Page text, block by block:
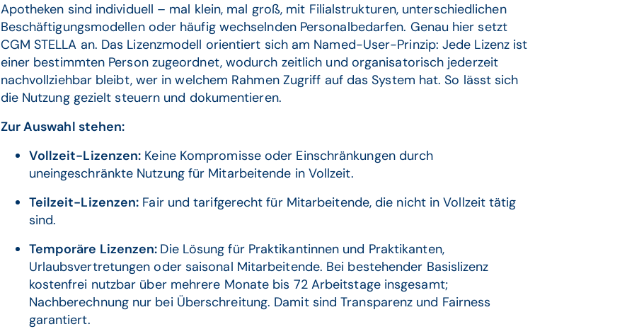
Apotheken sind individuell – mal klein, mal groß, mit Filialstrukturen, unterschiedlichen
Beschäftigungsmodellen oder häufig wechselnden Personalbedarfen. Genau hier setzt
CGM STELLA an. Das Lizenzmodell orientiert sich am Named-User-Prinzip: Jede Lizenz ist
einer bestimmten Person zugeordnet, wodurch zeitlich und organisatorisch jederzeit
nachvollziehbar bleibt, wer in welchem Rahmen Zugriff auf das System hat. So lässt sich
die Nutzung gezielt steuern und dokumentieren.
Zur Auswahl stehen:
Vollzeit-Lizenzen: Keine Kompromisse oder Einschränkungen durch
uneingeschränkte Nutzung für Mitarbeitende in Vollzeit.
Teilzeit-Lizenzen: Fair und tarifgerecht für Mitarbeitende, die nicht in Vollzeit tätig
sind.
Temporäre Lizenzen: Die Lösung für Praktikantinnen und Praktikanten,
Urlaubsvertretungen oder saisonal Mitarbeitende. Bei bestehender Basislizenz
kostenfrei nutzbar über mehrere Monate bis 72 Arbeitstage insgesamt;
Nachberechnung nur bei Überschreitung. Damit sind Transparenz und Fairness
garantiert.